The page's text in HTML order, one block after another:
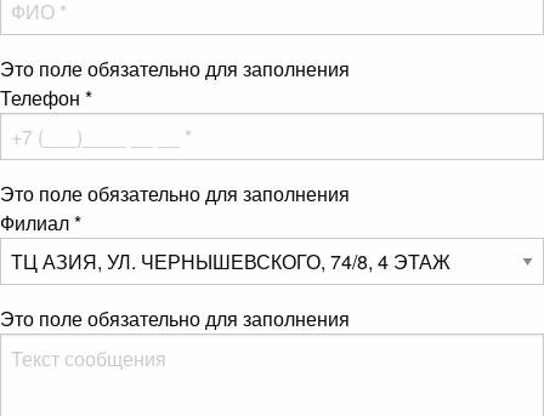
Это поле обязательно для заполнения
Телефон *
Это поле обязательно для заполнения
Филиал*
Это поле обязательно для заполнения